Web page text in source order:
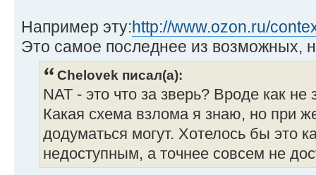
Например эту:http://www.ozon.ru/
Это самое последнее из возможных,
Chelovek писал(а):
NAT - это что за зверь? Вроде как не
Какая схема взлома я знаю, но при
додуматься могут. Хотелось бы это
недоступным, а точнее совсем не